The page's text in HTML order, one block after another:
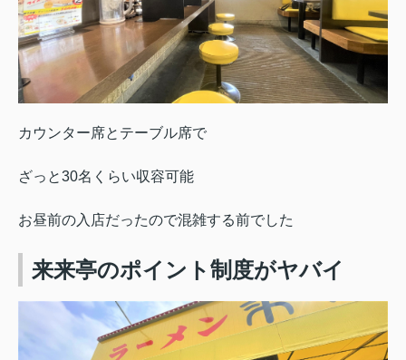
カウンター席とテーブル席で
ざっと30名くらい収容可能
お昼前の入店だったので混雑する前でした
来来亭のポイント制度がヤバイ